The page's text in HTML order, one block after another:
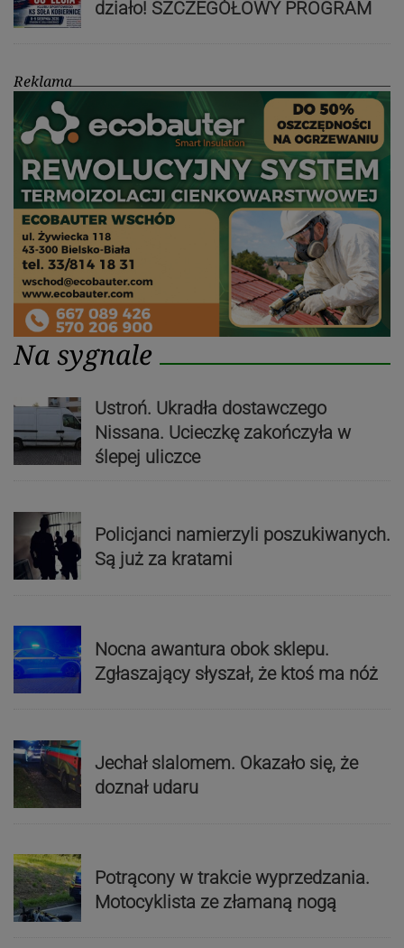
działo! SZCZEGÓŁOWY PROGRAM
Reklama
Na sygnale
Ustroń. Ukradła dostawczego
Nissana. Ucieczkę zakończyła w
ślepej uliczce
Policjanci namierzyli poszukiwanych.
Są już za kratami
Nocna awantura obok sklepu.
Zgłaszający słyszał, że ktoś ma nóż
Jechał slalomem. Okazało się, że
doznał udaru
Potrącony w trakcie wyprzedzania.
Motocyklista ze złamaną nogą